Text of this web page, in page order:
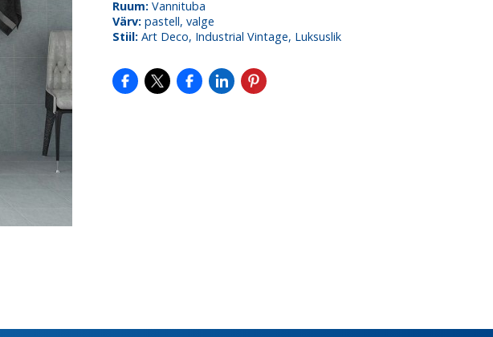
Ruum: Vannituba
Värv: pastell, valge
Stiil: Art Deco, Industrial Vintage, Luksuslik